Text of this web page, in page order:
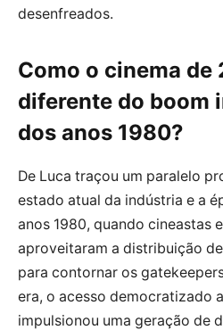
desenfreados.
Como o cinema de
diferente do boom
dos anos 1980?
De Luca traçou um paralelo
estado atual da indústria e a
anos 1980, quando cineastas
aproveitaram a distribuição
para contornar os
era, o acesso democratizado
impulsionou uma geração de